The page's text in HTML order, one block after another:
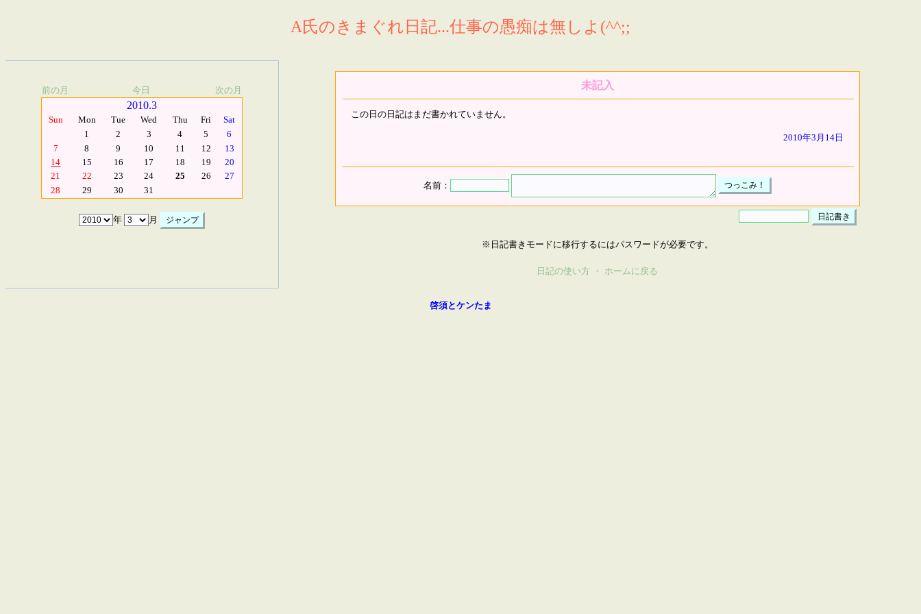
A氏のきまぐれ日記...仕事の愚痴は無しよ(^^;;
前の月 今日 次の月
2010.3
Sun Mon Tue Wed Thu Fri
Sat
1
2 3 4 5
6
7
8 9 10 11 12
13
14
15 16 17 18 19
20
21
22 23 24 25 26
27
28
29 30 31
年 月
未記入
この日の日記はまだ書かれていません。
2010年3月14日
名前：
※日記書きモードに移行するにはパスワードが必要です。
日記の使い方 ・ ホームに戻る
啓須とケンたま